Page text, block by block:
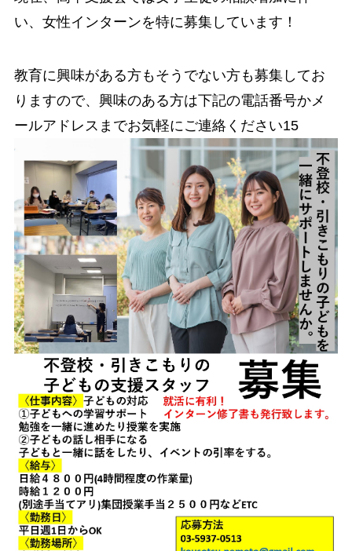
い、女性インターンを特に募集しています！
教育に興味がある方もそうでない方も募集してお
りますので、興味のある方は下記の電話番号かメ
ールアドレスまでお気軽にご連絡ください15